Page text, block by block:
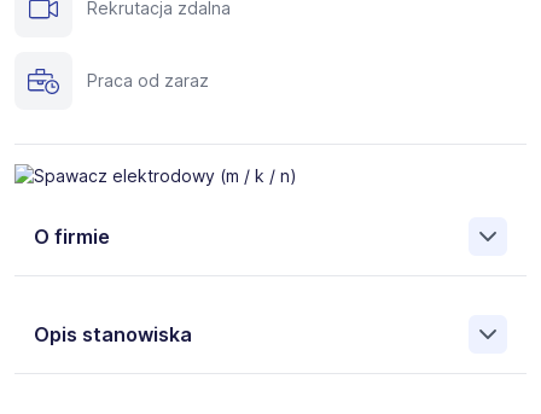
Rekrutacja zdalna
Praca od zaraz
O firmie
granicą. Pomożemy Ci znaleźć pracę w takich krajach, jak:
Niemcy, Austria, Holandia, Belgia, Islandia, Norwegia,
Opis stanowiska